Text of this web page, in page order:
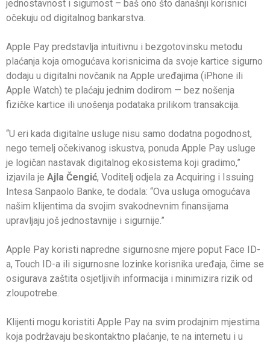
jednostavnost i sigurnost – baš ono što današnji korisnici
očekuju od digitalnog bankarstva.
Apple Pay predstavlja intuitivnu i bezgotovinsku metodu
plaćanja koja omogućava korisnicima da svoje kartice sigurno
dodaju u digitalni novčanik na Apple uređajima (iPhone ili
Apple Watch) te plaćaju jednim dodirom — bez nošenja
fizičke kartice ili unošenja podataka prilikom transakcija.
“U eri kada digitalne usluge nisu samo dodatna pogodnost,
nego temelj očekivanog iskustva, ponuda Apple Pay usluge
je logičan nastavak digitalnog ekosistema koji gradimo,”
izjavila je Ajla Čengić, Voditelj odjela za Acquiring i Issuing
Intesa Sanpaolo Banke, te dodala: “Ova usluga omogućava
našim klijentima da svojim svakodnevnim finansijama
upravljaju još jednostavnije i sigurnije.”
Apple Pay koristi napredne sigurnosne mjere poput Face ID-
a, Touch ID-a ili sigurnosne lozinke korisnika uređaja, čime se
osigurava zaštita osjetljivih informacija i minimizira rizik od
zloupotrebe.
Klijenti mogu koristiti Apple Pay na svim prodajnim mjestima
koja podržavaju beskontaktno plaćanje, te na internetu i u